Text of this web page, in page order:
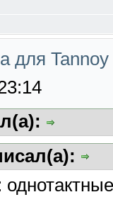
для